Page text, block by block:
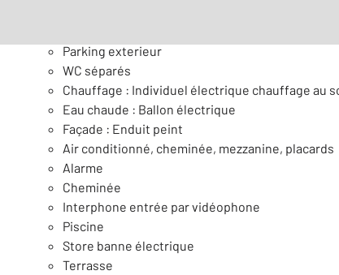
Parking exterieur
WC séparés
Chauffage : Individuel électrique chauffage au
Eau chaude : Ballon électrique
Façade : Enduit peint
Air conditionné, cheminée, mezzanine, placards
Alarme
Cheminée
Interphone entrée par vidéophone
Piscine
Store banne électrique
Terrasse